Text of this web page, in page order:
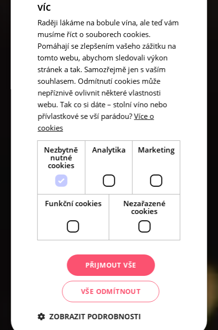
víc
Raději lákáme na bobule vína, ale teď vám
musíme říct o souborech cookies.
Pomáhají se zlepšením vašeho zážitku na
tomto webu, abychom sledovali výkon
stránek a tak. Samozřejmě jen s vaším
souhlasem. Odmítnutí cookies může
nepříznivě ovlivnit některé vlastnosti
webu. Tak co si dáte – stolní víno nebo
přívlastkové se vší parádou?Více o
cookies
Nezbytně
nutné
cookies
Analytika Marketing
Funkční cookies
Nezařazené
cookies
PŘIJMOUT VŠE
VŠE ODMÍTNOUT
ZOBRAZIT PODROBNOSTI